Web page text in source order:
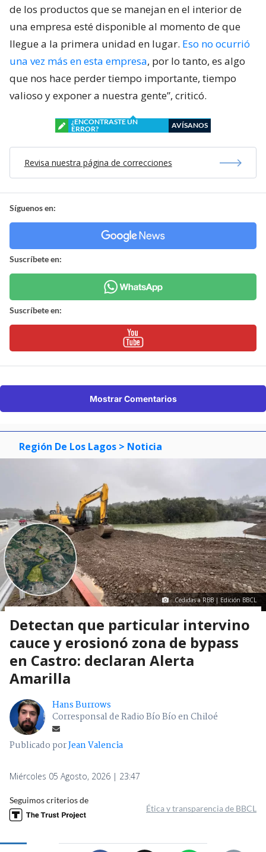
de los productos que se manejan en el interior de
una empresa esté disponible al momento de que
llegue a la primera unidad en lugar. Eso no ocurrió
una vez más en esta empresa, por lo tanto, es algo
que nos hace perder tiempo importante, tiempo
valioso y exponer a nuestra gente”, criticó.
¿ENCONTRASTE UN
ERROR?
AVÍSANOS
Revisa nuestra página de correcciones
Síguenos en:
Suscríbete en:
Suscríbete en:
Mostrar Comentarios
Región De Los Lagos > Noticia
Cedidas a RBB | Edición BBCL
Detectan que particular intervino
cauce y erosionó zona de bypass
en Castro: declaran Alerta
Amarilla
Hans Burrows
Corresponsal de Radio Bío Bío en Chiloé
Publicado porJean Valencia
Miércoles 05 Agosto, 2026 | 23:47
Seguimos criterios de
Ética y transparencia de BBCL